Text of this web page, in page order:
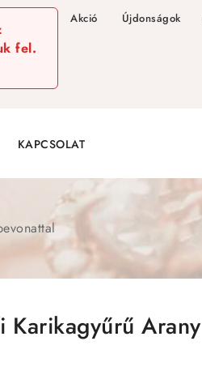
fel.
Akció Újdonságok
KAPCSOLAT
Karikagyűrű Arany